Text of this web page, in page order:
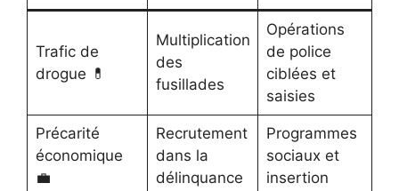
Trafic de
drogue 💊
Multiplication
des
fusillades
Opérations
de police
ciblées et
saisies
Précarité
économique
💼
Recrutement
dans la
délinquance
Programmes
sociaux et
insertion